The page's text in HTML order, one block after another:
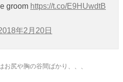
groom https://t.co/E9HUwdtB
年2月20日
尻や胸の谷間ばかり、、、